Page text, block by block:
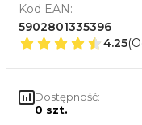
Kod EAN:
5902801335396
4.25
Dostępność:
0 szt.